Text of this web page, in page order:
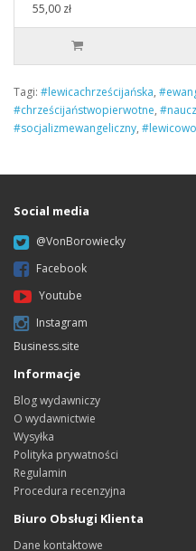
55,00 zł
Tagi: #lewicachrześcijańska,
#chrześcijaństwopierwotne,
#socjalizmewangeliczny,
Social media
@VonBorowiecky
Facebook
Youtube
Instagram
Business.site
Informacje
Blog wydawniczy
O wydawnictwie
Wysyłka
Polityka prywatności
Regulamin
Procedura recenzyjna
Biuro Obsługi Klienta
Dane kontaktowe